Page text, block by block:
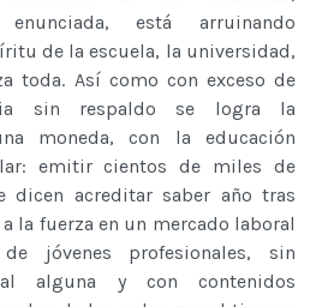
enunciada, está arruinando
de la escuela, la universidad,
toda. Así como con exceso de
sin respaldo se logra la
moneda, con la educación
emitir cientos de miles de
dicen acreditar saber año tras
la fuerza en un mercado laboral
jóvenes profesionales, sin
alguna y con contenidos